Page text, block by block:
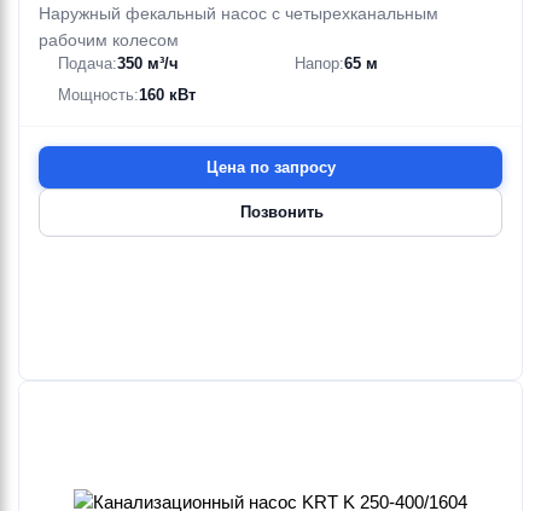
Наружный фекальный насос с четырехканальным
рабочим колесом
Подача:350 м³/ч Напор:65 м
Мощность:160 кВт
Цена по запросу
Позвонить